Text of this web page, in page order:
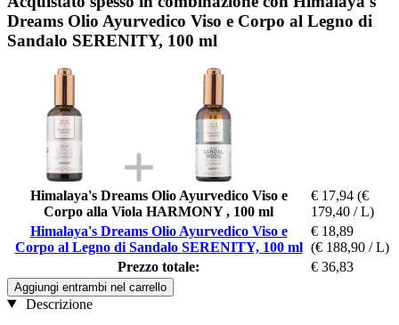
Dreams Olio Ayurvedico Viso e Corpo al Legno di
Sandalo SERENITY, 100 ml
Himalaya's Dreams Olio Ayurvedico Viso e
Corpo alla Viola HARMONY , 100 ml
€ 17,94 (€
179,40 / L)
Himalaya's Dreams Olio Ayurvedico Viso e
Corpo al Legno di Sandalo SERENITY, 100 ml
€ 18,89
(€ 188,90 / L)
Prezzo totale:
€ 36,83
Aggiungi entrambi nel carrello
Descrizione